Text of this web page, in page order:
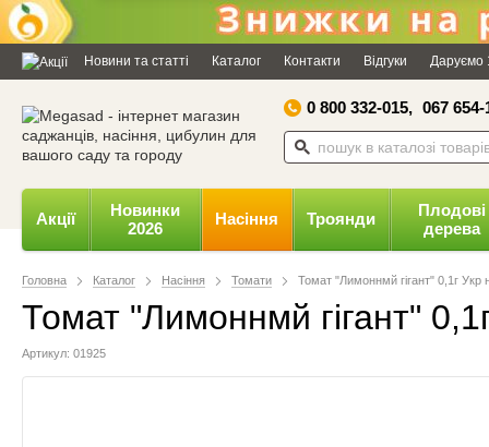
Дозвольте сайту megasad.net
відправляти вам сповіщення на
робочий стіл.
Powered by SendPulse Заборонити
Новини та статті Каталог Контакти Відгуки Даруємо
0 800 332-015, 067 654-
Акції
Новинки
2026
Насіння Троянди
Плодові
дерева
Головна Каталог Насіння Томати Томат "Лимоннмй гігант" 0,1г Укр
Томат "Лимоннмй гігант"
Артикул: 01925